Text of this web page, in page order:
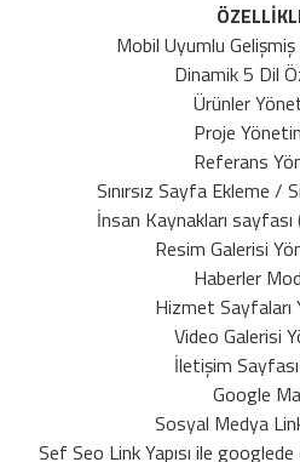
Mobil Uyumlu
Dinamik 5 Dil
Ürünler
Proje
Referans
Sınırsız Sayfa Ekleme /
İnsan Kaynakları
Resim Galerisi
Haberler
Hizmet Sayfaları
Video Galerisi
İletişim
Google
Sosyal Medya
Sef Seo Link Yapısı ile